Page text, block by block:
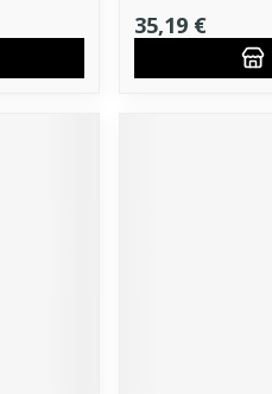
35,19 €